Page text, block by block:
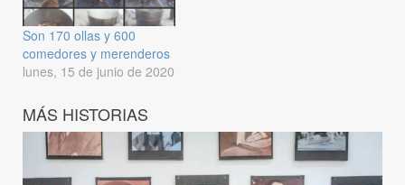
Son 170 ollas y 600
comedores y merenderos
lunes, 15 de junio de 2020
MÁS HISTORIAS